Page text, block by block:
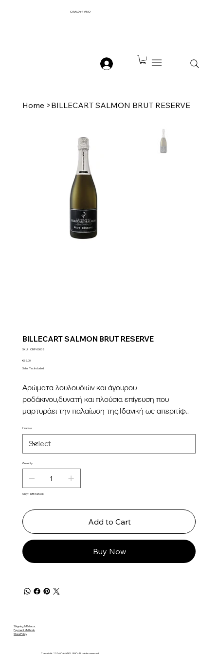
CAVADel VINO
Home >BILLECART SALMON BRUT RESERVE
BILLECART SALMON BRUT RESERVE
SKU: SKU
00008
CMP-00008
Price
€52.00
Sales Tax Included
Αρώματα λουλουδιών και άγουρου
ροδάκινου,δυνατή και πλούσια επίγευση που
μαρτυράει την παλαίωση της.Ιδανική ως απεριτίφ..
Ποικιλία
Quantity
Only 1 left in stock
Add to Cart
Buy Now
Shipping & Returns
Payment Methods
Store Policy